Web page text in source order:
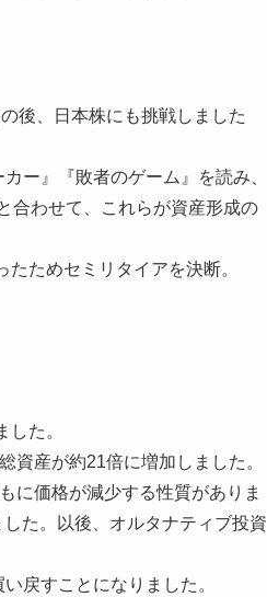
後、日本株にも挑戦しました
ー』『敗者のゲーム』を読み、
合わせて、これらが資産形成の
ためセミリタイアを決断。
た。
資産が約21倍に増加しました。
に価格が減少する性質がありま
た。以後、オルタナティブ投資
戻すことになりました。